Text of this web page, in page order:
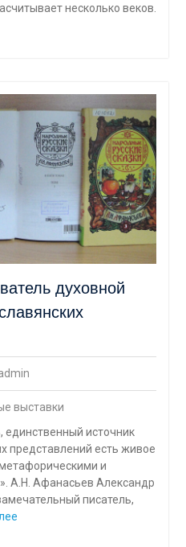
несколько веков.
духовной
выставки
единственный источник
представлений есть живое
и
А.Н. Афанасьев Александр
писатель,